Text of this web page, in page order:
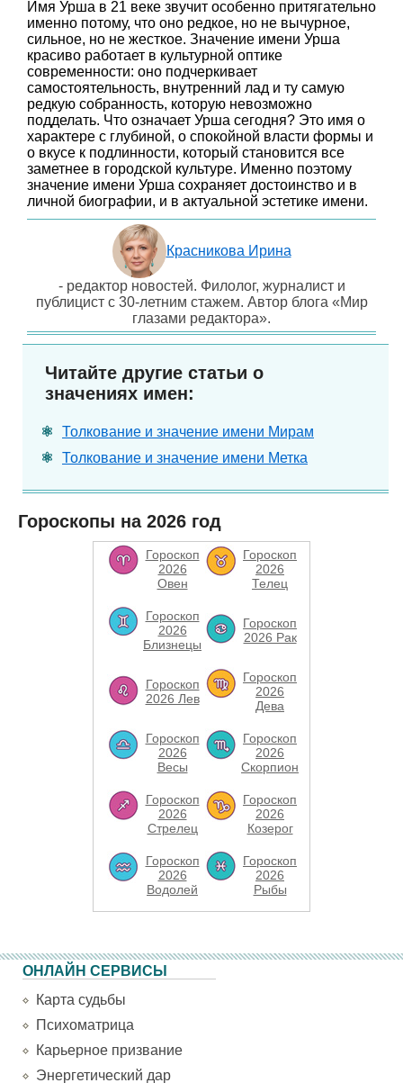
Имя Урша в 21 веке звучит особенно притягательно
именно потому, что оно редкое, но не вычурное,
сильное, но не жесткое. Значение имени Урша
красиво работает в культурной оптике
современности: оно подчеркивает
самостоятельность, внутренний лад и ту самую
редкую собранность, которую невозможно
подделать. Что означает Урша сегодня? Это имя о
характере с глубиной, о спокойной власти формы и
о вкусе к подлинности, который становится все
заметнее в городской культуре. Именно поэтому
значение имени Урша сохраняет достоинство и в
личной биографии, и в актуальной эстетике имени.
Красникова Ирина
- редактор новостей. Филолог, журналист и
публицист с 30-летним стажем. Автор блога «Мир
глазами редактора».
Читайте другие статьи о
значениях имен:
Толкование и значение имени Мирам
Толкование и значение имени Метка
Гороскопы на 2026 год
Гороскоп
2026
Овен
Гороскоп
2026
Телец
Гороскоп
2026
Близнецы
Гороскоп
2026 Рак
Гороскоп
2026 Лев
Гороскоп
2026
Дева
Гороскоп
2026
Весы
Гороскоп
2026
Скорпион
Гороскоп
2026
Стрелец
Гороскоп
2026
Козерог
Гороскоп
2026
Водолей
Гороскоп
2026
Рыбы
ОНЛАЙН СЕРВИСЫ
Карта судьбы
Психоматрица
Карьерное призвание
Энергетический дар